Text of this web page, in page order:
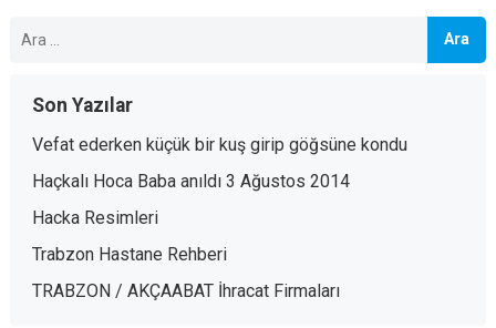
Son Yazılar
Vefat ederken küçük bir kuş girip göğsüne kondu
Haçkalı Hoca Baba anıldı 3 Ağustos 2014
Hacka Resimleri
Trabzon Hastane Rehberi
TRABZON / AKÇAABAT İhracat Firmaları